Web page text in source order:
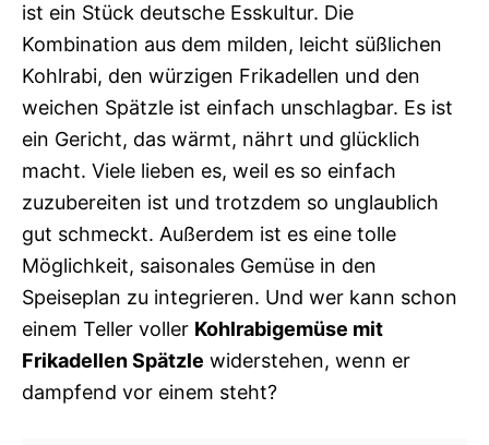
ist ein Stück deutsche Esskultur. Die
Kombination aus dem milden, leicht süßlichen
Kohlrabi, den würzigen Frikadellen und den
weichen Spätzle ist einfach unschlagbar. Es ist
ein Gericht, das wärmt, nährt und glücklich
macht. Viele lieben es, weil es so einfach
zuzubereiten ist und trotzdem so unglaublich
gut schmeckt. Außerdem ist es eine tolle
Möglichkeit, saisonales Gemüse in den
Speiseplan zu integrieren. Und wer kann schon
einem Teller voller Kohlrabigemüse mit
Frikadellen Spätzle widerstehen, wenn er
dampfend vor einem steht?